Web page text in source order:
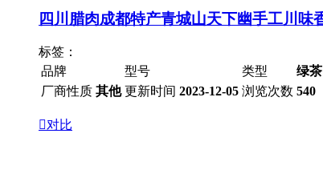
四川腊肉成都特产青城山天下幽手工川味
标签：
品牌
型号 类型
绿茶
厂商性质 其他 更新时间 2023-12-05 浏览次数 540
对比